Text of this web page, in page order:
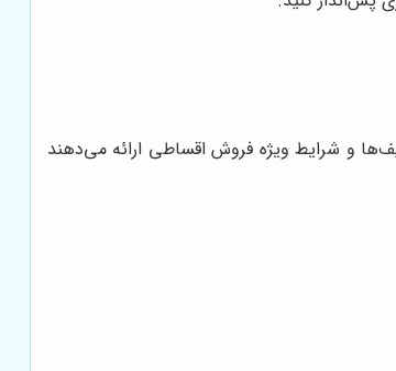
و شرایط ویژه فروش اقساطی ارائه می‌دهند